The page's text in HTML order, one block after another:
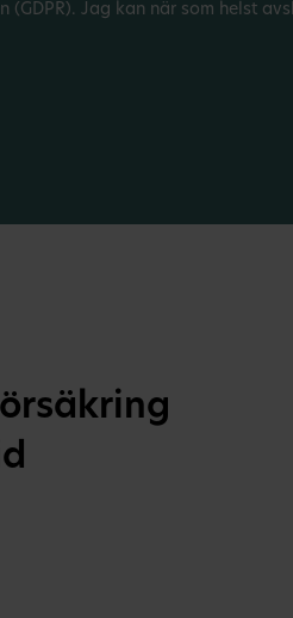
(GDPR). Jag kan när som helst